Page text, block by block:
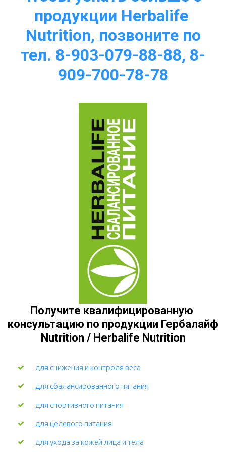
продукции Herbalife
Nutrition, позвоните по
тел. 8-903-079-88-88, 8-
909-700-78-78
Получите квалифицированную
консультацию по продукции Гербалайф
Nutrition / Herbalife Nutrition
для снижения и контроля веса
для сбалансированного питания
для спортивного питания
для целевого питания
для ухода за кожей лица и тела